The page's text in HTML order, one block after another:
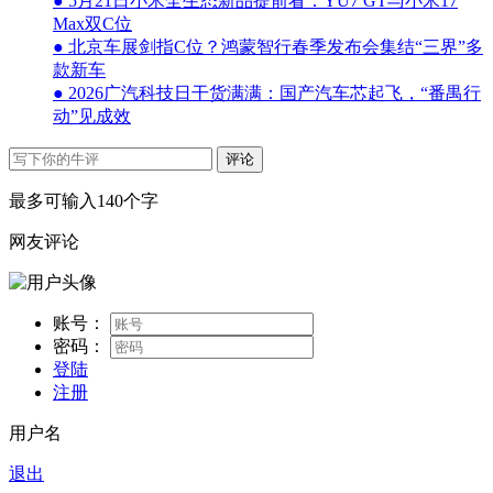
Max双C位
● 北京车展剑指C位？鸿蒙智行春季发布会集结“三界”多
款新车
● 2026广汽科技日干货满满：国产汽车芯起飞，“番禺行
动”见成效
评论
最多可输入140个字
网友评论
账号：
密码：
登陆
注册
用户名
退出